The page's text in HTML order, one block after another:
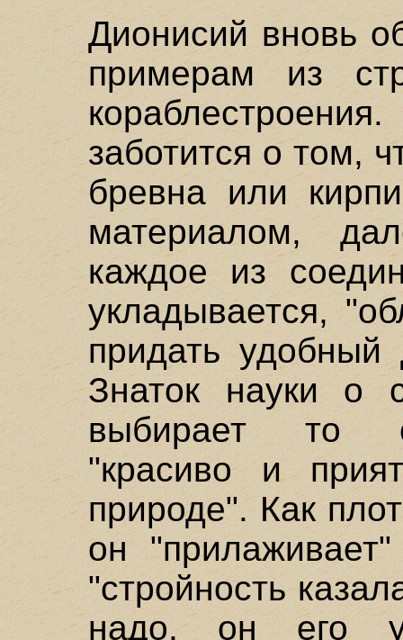
Дионисий вновь
примерам из
заботится о том,
бревна или
материалом,
каждое из
укладывается,
придать
Знаток науки о
выбирает то
"красиво и
природе". Как
он
"стройность
надо, он его